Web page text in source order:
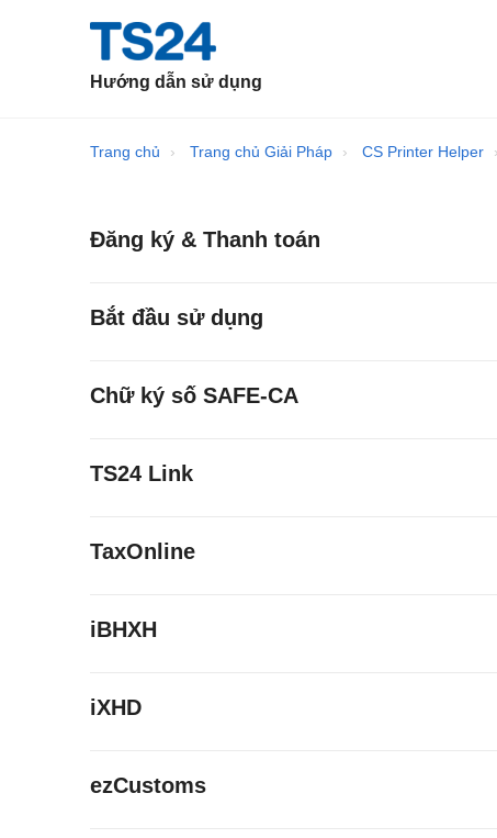
Hướng dẫn sử dụng
Trang chủ Trang chủ Giải Pháp CS Printer Helper
Đăng ký & Thanh toán
Bắt đầu sử dụng
Chữ ký số SAFE-CA
TS24 Link
TaxOnline
iBHXH
iXHD
ezCustoms